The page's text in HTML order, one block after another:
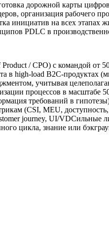
дорожной карты
организация рабочего
инициатив на всех
PDLC в
/ CPO) с командой от
в high-load B2C-продуктах
учитывая
процессов в масштабе
требований в
(CSI, MEU,
journey, UI/VDСильные
цикла, знание или